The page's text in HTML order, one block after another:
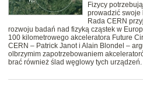
Fizycy
prowadzić swoje
Rada CERN
rozwoju badań nad fizyką cząstek w
100 kilometrowego akceleratora Future
CERN – Patrick Janot i Alain Blondel –
olbrzymim zapotrzebowaniem
brać również ślad węglowy tych urządzeń.